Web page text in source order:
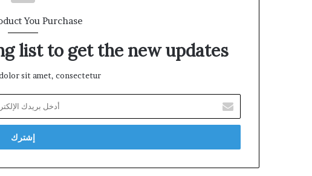
You Purchase
list to get the new updates!
sit amet, consectetur.
بريدك
الإلكتروني